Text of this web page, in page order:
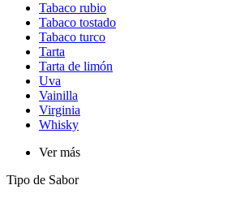
Tabaco rubio
Tabaco tostado
Tabaco turco
Tarta
Tarta de limón
Uva
Vainilla
Virginia
Whisky
Ver más
Tipo de Sabor​